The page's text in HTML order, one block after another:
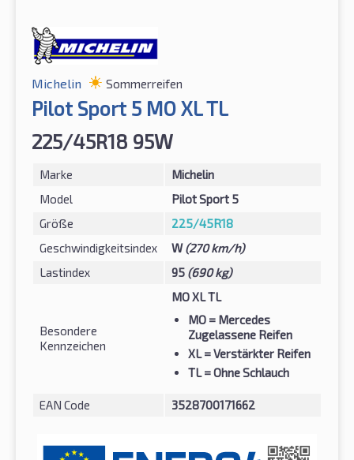
Michelin Sommerreifen
Pilot Sport 5 MO XL TL
225/45R18 95W
Marke
Michelin
Model
Pilot Sport 5
Größe
225/45R18
Geschwindigkeitsindex
W(270 km/h)
Lastindex
95 (690 kg)
Besondere
Kennzeichen
MO XL TL
MO = Mercedes
Zugelassene Reifen
XL= Verstärkter Reifen
TL= Ohne Schlauch
EAN Code 3528700171662